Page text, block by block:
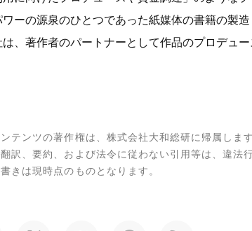
ワーの源泉のひとつであった紙媒体の書籍の製
は、著作者のパートナーとして作品のプロデュ
テンツの著作権は、株式会社大和総研に帰属しま
訳、要約、および法令に従わない引用等は、違
きは現時点のものとなります。